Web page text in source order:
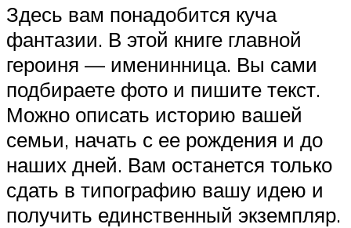
Здесь вам понадобится куча
фантазии. В этой книге главной
героиня — именинница. Вы сами
подбираете фото и пишите текст.
Можно описать историю вашей
семьи, начать с ее рождения и до
наших дней. Вам останется только
сдать в типографию вашу идею и
получить единственный экземпляр.